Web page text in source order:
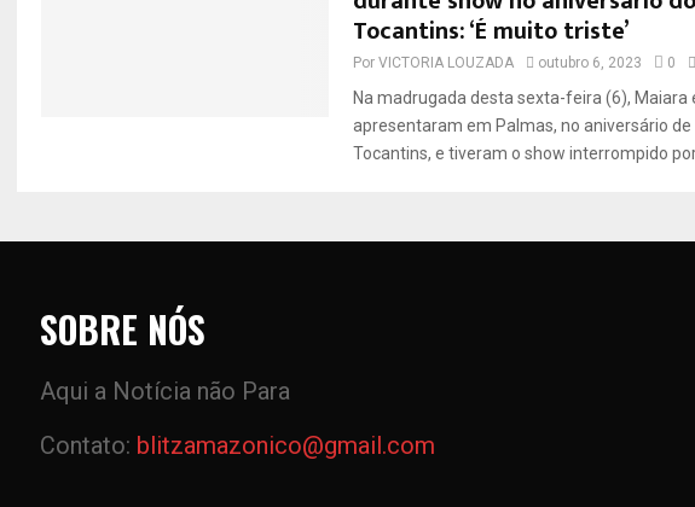
Tocantins: ‘É muito triste’
Por VICTORIA LOUZADA outubro 6, 2023 0
Na madrugada desta sexta-feira (6), Maiara
apresentaram em Palmas, no aniversário de
Tocantins, e tiveram o show interrompido
SOBRE NÓS
Aqui a Notícia não Para
Contato: blitzamazonico@gmail.com